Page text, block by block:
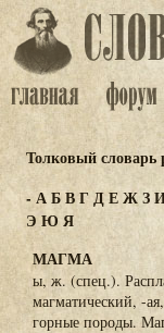
Толковый
-АБВГДЕЖЗ
Э Ю Я
МАГМА
ы, ж. (спец.).
магматический, -
горные породы.